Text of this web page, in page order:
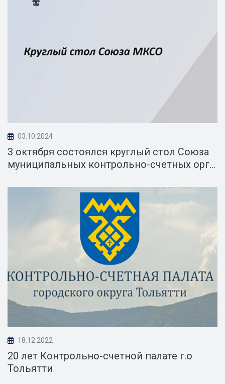
03.10.2024
3 октября состоялся круглый стол Союза
муниципальных контрольно-счетных орг...
18.12.2022
20 лет Контрольно-счетной палате г.о
Тольятти